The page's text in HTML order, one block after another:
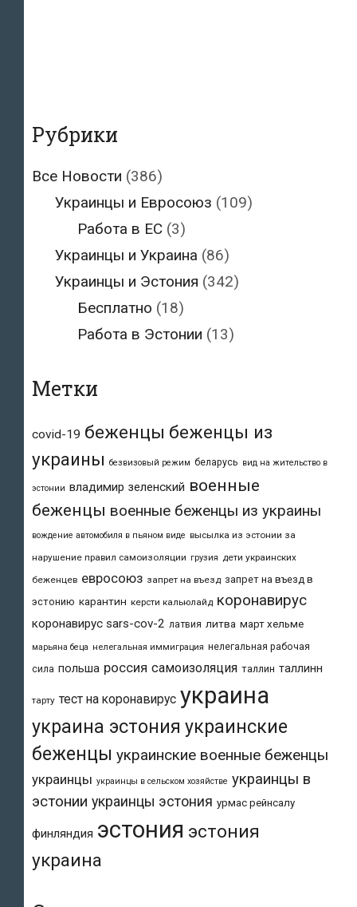
Рубрики
Все Новости (386)
Украинцы и Евросоюз (109)
Работа в ЕС (3)
Украинцы и Украина (86)
Украинцы и Эстония (342)
Бесплатно (18)
Работа в Эстонии (13)
Метки
covid-19 беженцы беженцы из
украины безвизовый режим беларусь вид на жительство в
эстонии владимир зеленский военные
беженцы военные беженцы из украины
вождение автомобиля в пьяном виде высылка из эстонии за
нарушение правил самоизоляции грузия дети украинских
беженцев евросоюз запрет на въезд запрет на въезд в
эстонию карантин керсти кальюлайд коронавирус
коронавирус sars-cov-2 латвия литва март хельме
марьяна беца нелегальная иммиграция нелегальная рабочая
сила польша россия самоизоляция таллин таллинн
тарту тест на коронавирус украина
украина эстония украинские
беженцы украинские военные беженцы
украинцы украинцы в сельском хозяйстве украинцы в
эстонии украинцы эстония урмас рейнсалу
финляндия эстония эстония
украина